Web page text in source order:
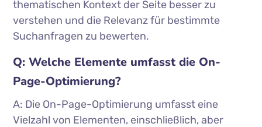
thematischen Kontext der Seite besser zu
verstehen und die Relevanz für bestimmte
Suchanfragen zu bewerten.
Q: Welche Elemente umfasst die On-
Page-Optimierung?
A: Die On-Page-Optimierung umfasst eine
Vielzahl von Elementen, einschließlich, aber